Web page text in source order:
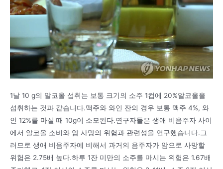
1날 10 g의 알코올 섭취는 보통 크기의 소주 1컵에 20%알코올을
섭취하는 것과 같습니다.맥주와 와인 잔의 경우 보통 맥주 4%, 와
인 12%를 마실 때 10g이 소모된다.연구자들은 생애 비음주자 사이
에서 알코올 소비와 암 사망의 위험과 관련성을 연구했습니다.그
러므로 생애 비음주자에 비해서 과거의 음주자가 암으로 사망할
위험은 2.75배 높다.하루 1잔 미만의 소주를 마시는 위험은 1.67배